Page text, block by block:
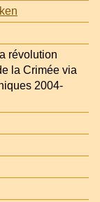
révolution
la Crimée via
2004-